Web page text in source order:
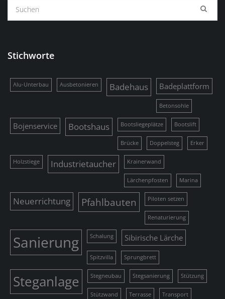
Stichworte
Alu-Unterbau Ausbetonieren Badehaus Badeplattform
Betonsohle
Bojenservice Bootshaus Bootsliegeplätze Bootslift
Brücke Doppelsteg Erker
Holzstiege Industrietaucher Krainerwand
Lärchenpfosten Marina
Neuerrichtung Pfahlbauten Piloten setzen
Renaturierung
Sanierung Schalung Sibirische Lärche
Spitzvilla Sprungbrett
Steganlage Stegneubau Stegsanierung Stützung
Stützwand Terrasse Transport